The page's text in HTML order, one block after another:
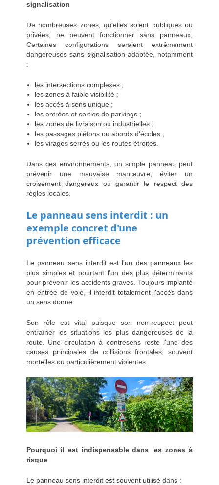
signalisation
De nombreuses zones, qu'elles soient publiques ou
privées, ne peuvent fonctionner sans panneaux.
Certaines configurations seraient extrêmement
dangereuses sans signalisation adaptée, notamment
:
les intersections complexes ;
les zones à faible visibilité ;
les accès à sens unique ;
les entrées et sorties de parkings ;
les zones de livraison ou industrielles ;
les passages piétons ou abords d'écoles ;
les virages serrés ou les routes étroites.
Dans ces environnements, un simple panneau peut
prévenir une mauvaise manœuvre, éviter un
croisement dangereux ou garantir le respect des
règles locales.
Le panneau sens interdit : un
exemple concret d'une
prévention efficace
Le panneau sens interdit est l'un des panneaux les
plus simples et pourtant l'un des plus déterminants
pour prévenir les accidents graves. Toujours implanté
en entrée de voie, il interdit totalement l'accès dans
un sens donné.
Son rôle est vital puisque son non-respect peut
entraîner les situations les plus dangereuses de la
route. Une circulation à contresens reste l'une des
causes principales de collisions frontales, souvent
mortelles ou particulièrement violentes.
Pourquoi il est indispensable dans les zones à
risque
Le panneau sens interdit est souvent utilisé dans :